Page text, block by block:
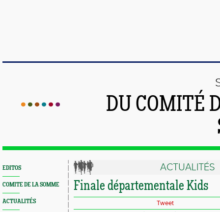
DU COMITÉ
EDITOS
COMITE DE LA SOMME
ACTUALITÉS
ACTUALITÉS
Finale départementale Kids
Tweet